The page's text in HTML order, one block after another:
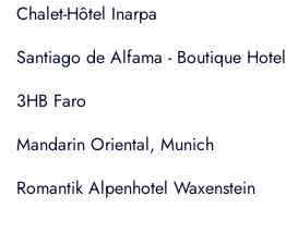
Chalet-Hôtel Inarpa
Santiago de Alfama - Boutique Hotel
3HB Faro
Mandarin Oriental, Munich
Romantik Alpenhotel Waxenstein